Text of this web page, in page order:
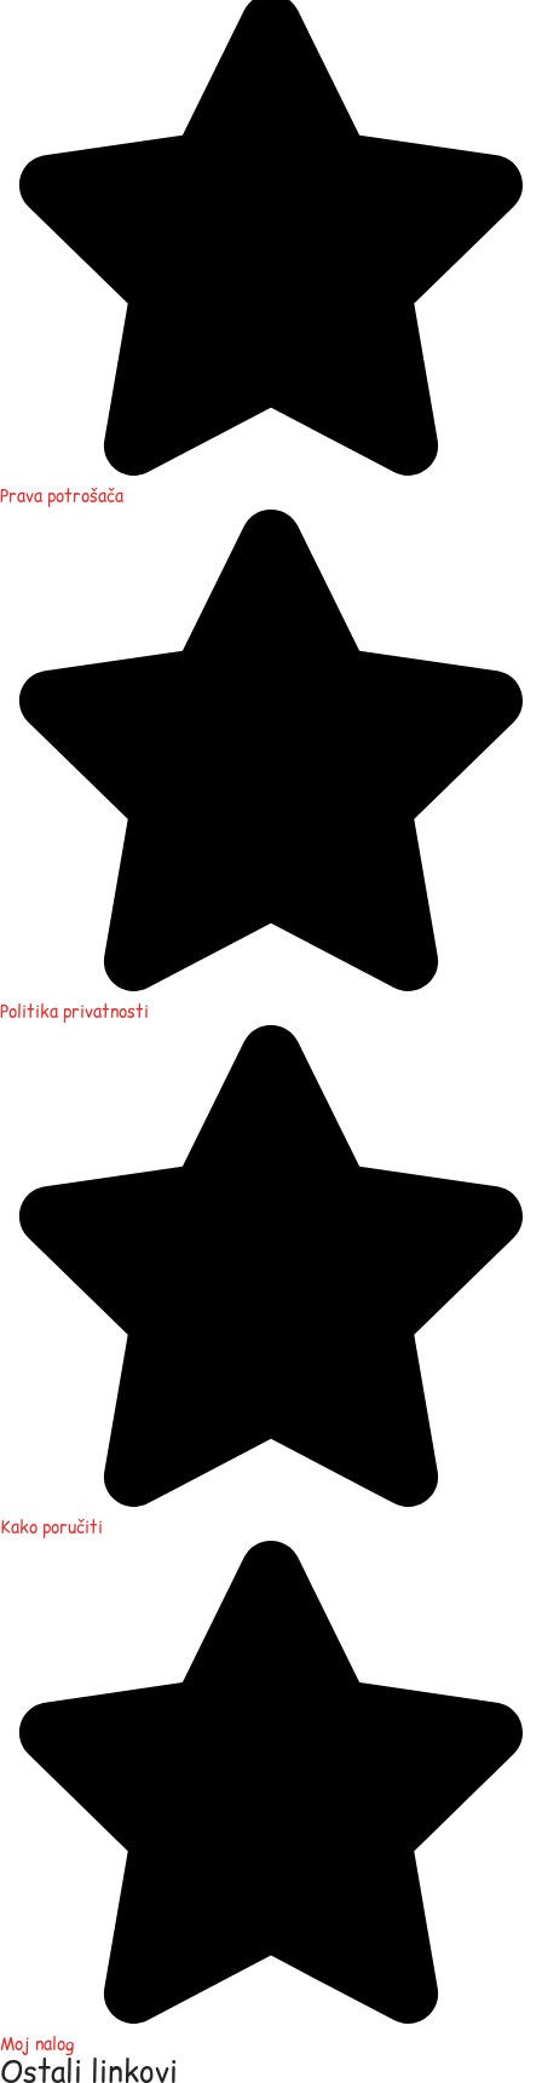
Prava potrošača
Politika privatnosti
Kako poručiti
Moj nalog
Ostali linkovi